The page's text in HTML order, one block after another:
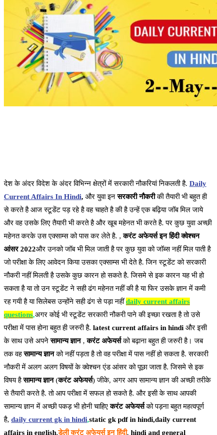
देश के अंदर विदेश के अंदर विभिन्न क्षेत्रों में सरकारी नौकरियां निकलती है. Daily
Current Affairs In Hindi, और युवा इनसरकारी नौकरीकी तैयारी भी बहुत ही
से करते है आज स्टूडेंट पड़ रहे है वह चाहते है की है उन्हें एक बढ़िया जॉब मिल जाये
और वह उसके लिए तैयारी भी करते है और खूब महेनत भी करते है. पर कुछ युवा अच्छी
महेनत करके उस एक्साम्स को पास कर लेते है. ,करंट अफेयर्स इन हिंदी क्वेश्चन
आंसर 2022और उनको जॉब भी मिल जाती है पर कुछ युवा को जॉब्स नहीं मिल पाती है
जो परीक्षा के लिए आवेदन किया उसका एक्साम्स भी देते है. जिन स्टूडेंट को सरकारी
नौकरी नहीं मिलती है उसके कुछ कारन हो सकते है. जिसमे से इक कारन यह भी हो
सकता है या तो उन स्टूडेंट ने सही ढंग महेनत नहीं की है या फिर उसके ज्ञान में कमी
रह गयी है या सिलेबस उन्होंने सही ढंग से पड़ा नहींdaily current affairs
questions,अगर कोई भी स्टूडेंट सरकारी नौकरी पाने की इच्छा रखता है तो उसे
परीक्षा में पास होना बहुत ही जरुरी है. latest current affairs in hindi और इसी
के साथ उसे अपनेसामान्य ज्ञान,करंट अफेयर्सको बढ़ाना बहुत ही जरुरी है। जब
तक वहसामान्य ज्ञानको नहीं पड़ता है तो वह परीक्षा में पास नहीं हो सकता है. सरकारी
नौकरी में अलग अलग विषयों के क्वेश्चन एंड आंसर को पूछा जाता है. जिसमे से इक
विषय हैसामान्य ज्ञान(करंट अफेयर्स) जीके, अगर आप सामान्य ज्ञान की अच्छी तरीके
से तैयारी करते है. तो आप परीक्षा में सफल हो सकते है. और इसी के साथ आपकी
सामान्य ज्ञान में अच्छी पकड़ भी होनी चाहिएकरंट अफेयर्सको पड़ना बहुत महत्वपूर्ण
है, daily current gk in hindi,static gk pdf in hindi,daily current
affairs in english,डेली करंट अफेयर्स इन हिंदी, hindi and general